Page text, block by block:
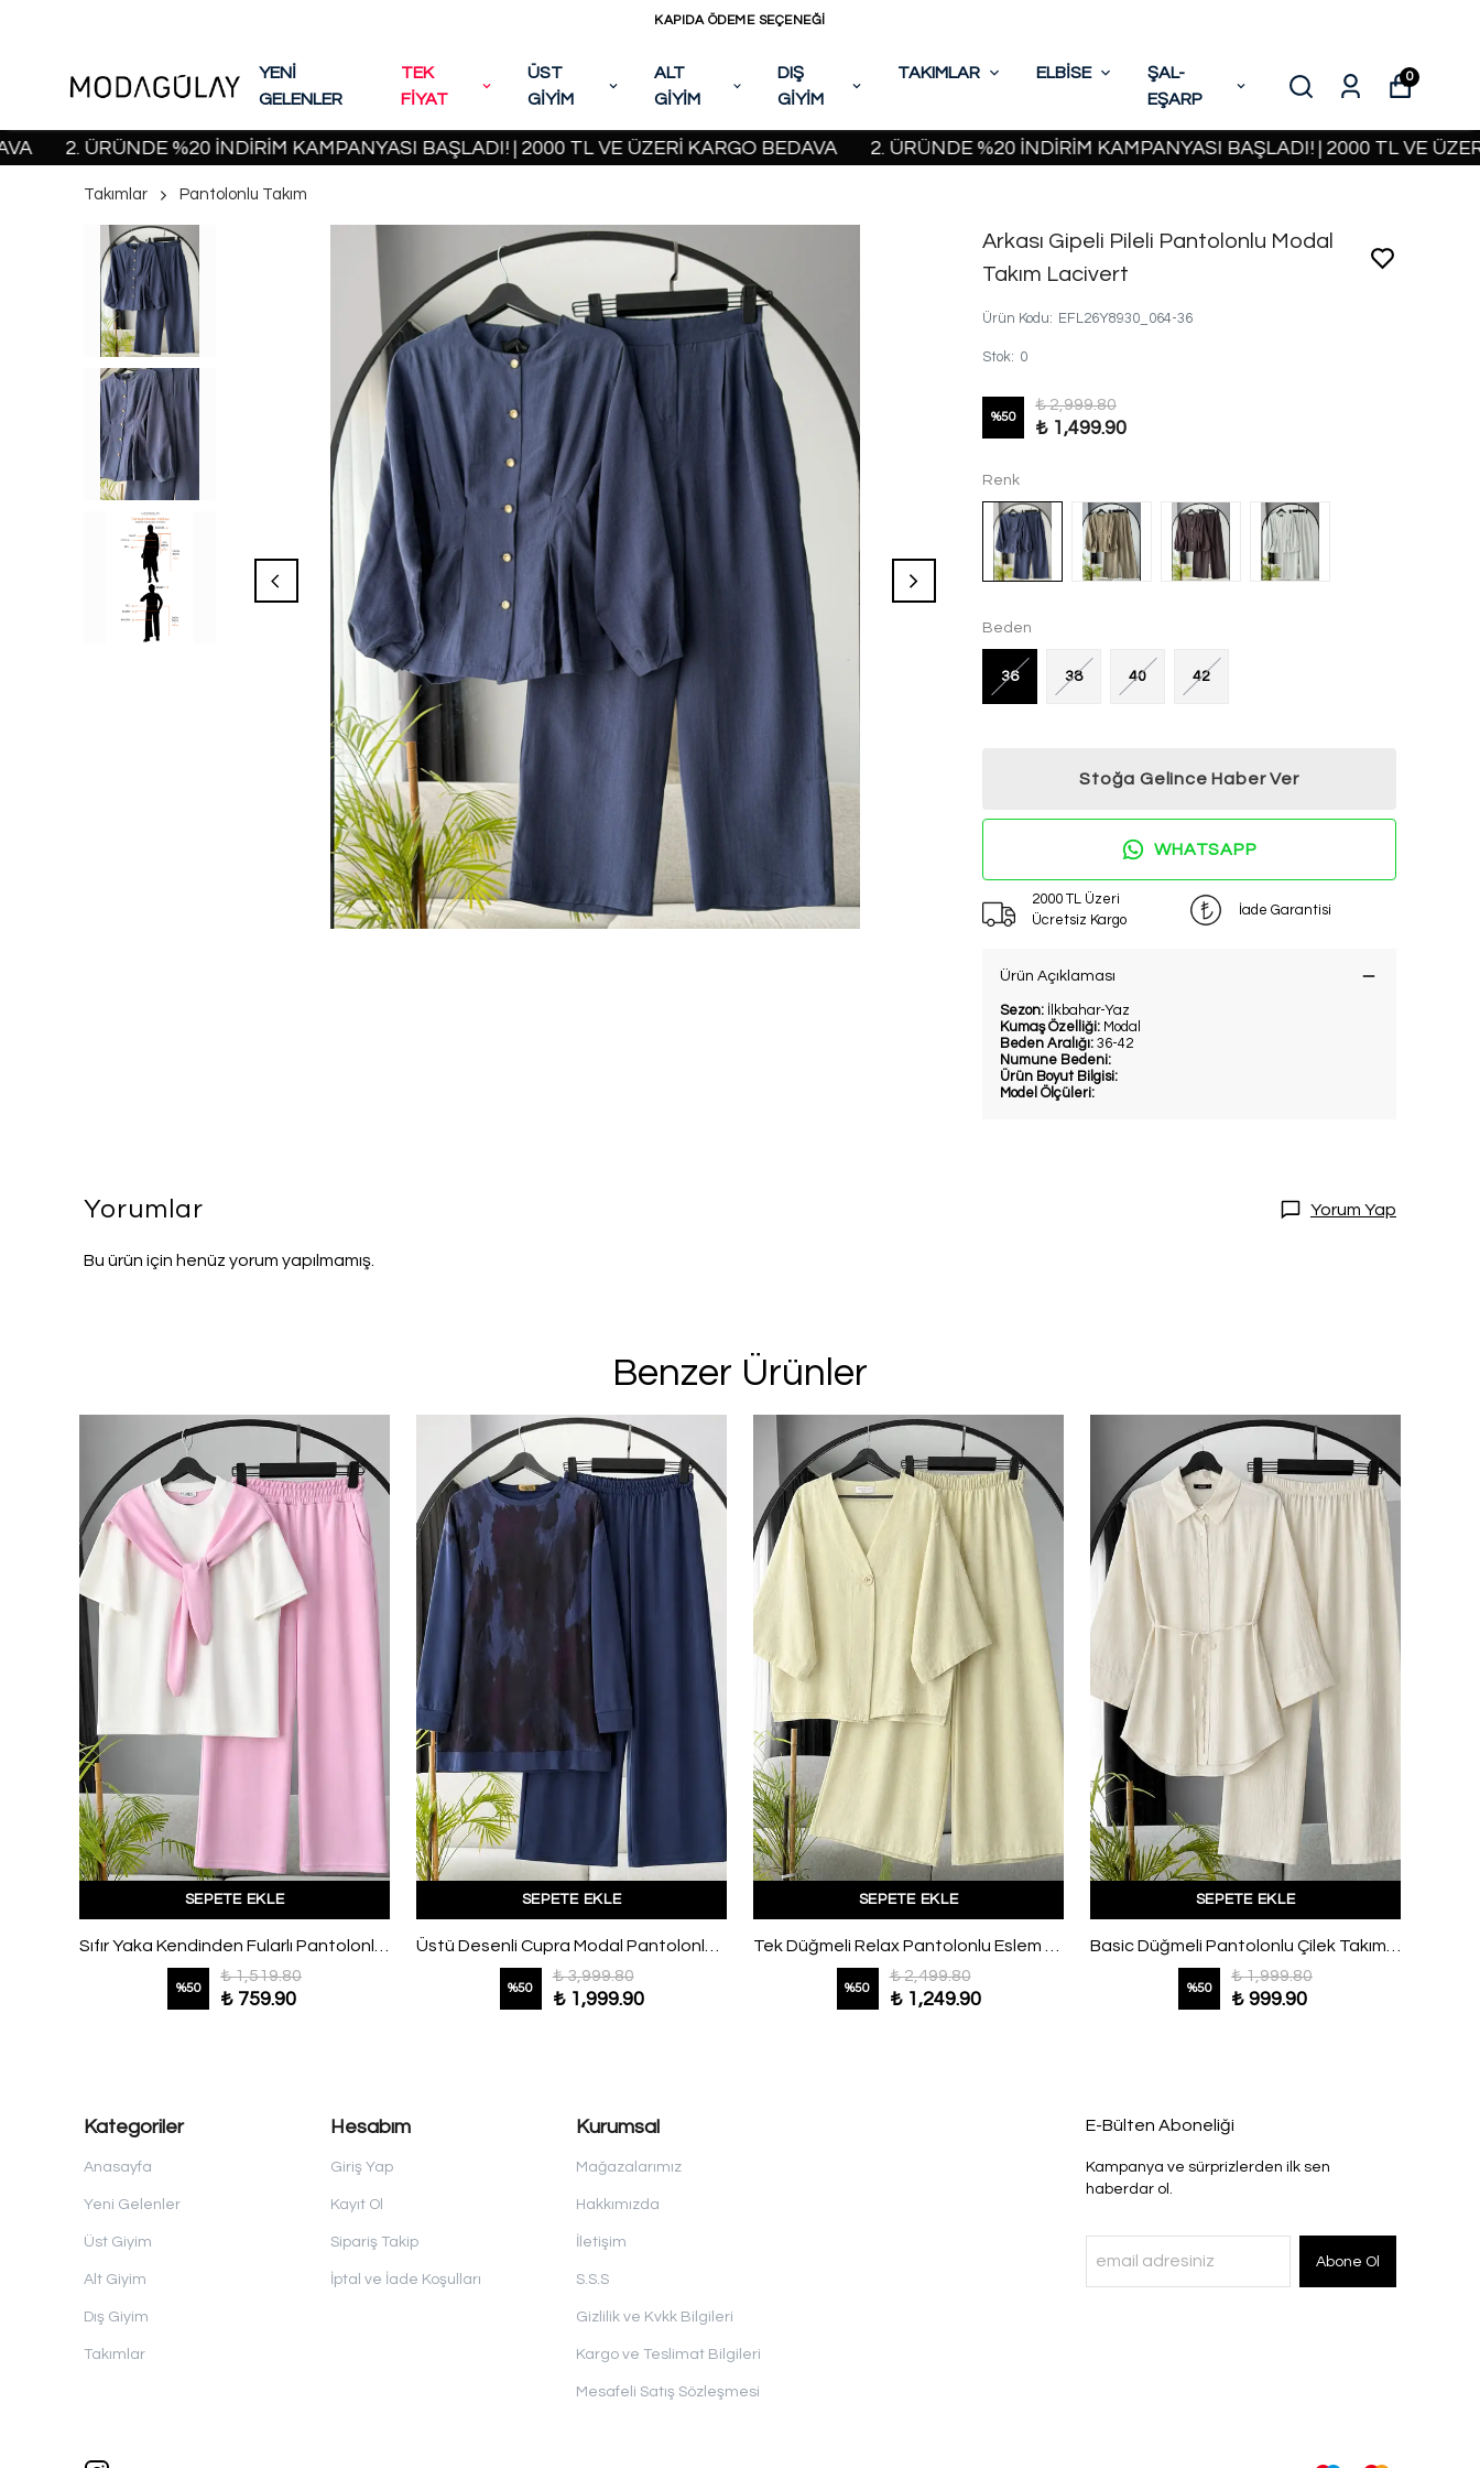
KAPIDA ÖDEME SEÇENEĞİ
YENİ
GELENLER
TEK
FİYAT
ÜST
GİYİM
ALT
GİYİM
DIŞ
GİYİM
TAKIMLAR ELBİSE
ŞAL-
EŞARP
0
ÜRÜNDE %20 İNDİRİM KAMPANYASI BAŞLADI! | 2000 TL VE ÜZERİ KARGO BEDAVA 2. ÜRÜNDE %20 İNDİRİM KAMPANYASI BAŞLADI! | 2000 TL VE ÜZERİ
Takımlar Pantolonlu Takım
Arkası Gipeli Pileli Pantolonlu Modal
Takım Lacivert
Ürün Kodu: EFL26Y8930_064-36
Stok: 0
%50
₺ 2,999.80
₺ 1,499.90
Renk
Beden
36 38 40 42
Stoğa Gelince Haber Ver
WHATSAPP
2000 TL Üzeri
Ücretsiz Kargo
İade Garantisi
Ürün Açıklaması
Sezon: İlkbahar-Yaz
Kumaş Özelliği: Modal
Beden Aralığı: 36-42
Numune Bedeni:
Ürün Boyut Bilgisi:
Model Ölçüleri:
Yorumlar Yorum Yap
Bu ürün için henüz yorum yapılmamış.
Benzer Ürünler
SEPETE EKLE
Sıfır Yaka Kendinden Fularlı Pantolonlu Suprem Takım Ekru Pembe
%50
₺ 1,519.80
₺ 759.90
SEPETE EKLE
Üstü Desenli Cupra Modal Pantolonlu Takım Lacivert
%50
₺ 3,999.80
₺ 1,999.90
SEPETE EKLE
Tek Düğmeli Relax Pantolonlu Eslem Keten Takım Sarı
%50
₺ 2,499.80
₺ 1,249.90
SEPETE EKLE
Basic Düğmeli Pantolonlu Çilek Takım Taş
%50
₺ 1,999.80
₺ 999.90
Kategoriler
Anasayfa
Yeni Gelenler
Üst Giyim
Alt Giyim
Dış Giyim
Takımlar
Hesabım
Giriş Yap
Kayıt Ol
Sipariş Takip
İptal ve İade Koşulları
Kurumsal
Mağazalarımız
Hakkımızda
İletişim
S.S.S
Gizlilik ve Kvkk Bilgileri
Kargo ve Teslimat Bilgileri
Mesafeli Satış Sözleşmesi
E-Bülten Aboneliği
Kampanya ve sürprizlerden ilk sen
haberdar ol.
Abone Ol